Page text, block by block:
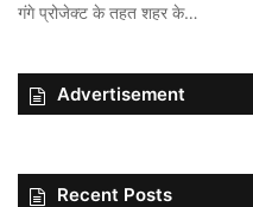
गंगे प्रोजेक्ट के तहत शहर के…
Advertisement
Recent Posts